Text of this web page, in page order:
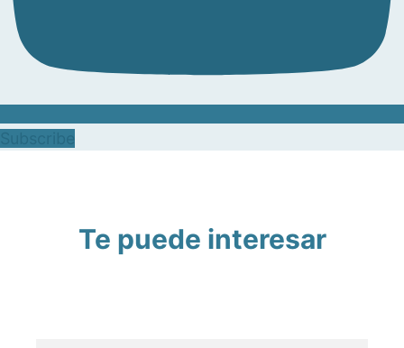
Te puede interesar